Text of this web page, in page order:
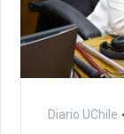
Diario UChile